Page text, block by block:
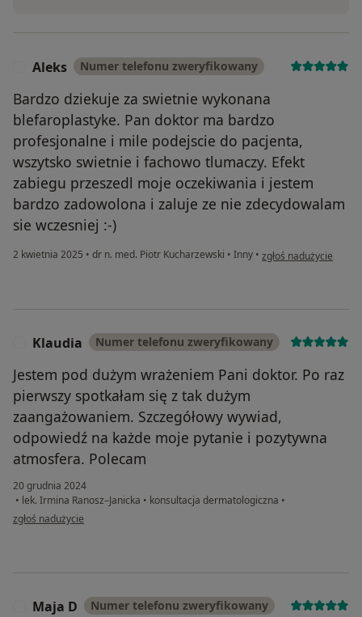
Aleks Numer telefonu zweryfikowany
Bardzo dziekuje za swietnie wykonana
blefaroplastyke. Pan doktor ma bardzo
profesjonalne i mile podejscie do pacjenta,
wszytsko swietnie i fachowo tlumaczy. Efekt
zabiegu przeszedl moje oczekiwania i jestem
bardzo zadowolona i zaluje ze nie zdecydowalam
sie wczesniej :-)
2 kwietnia 2025 • dr n. med. Piotr Kucharzewski • Inny • w opinii użytkownika
zgłoś nadużycie
Klaudia Numer telefonu zweryfikowany
Jestem pod dużym wrażeniem Pani doktor. Po raz
pierwszy spotkałam się z tak dużym
zaangażowaniem. Szczegółowy wywiad,
odpowiedź na każde moje pytanie i pozytywna
atmosfera. Polecam
20 grudnia 2024
• lek. Irmina Ranosz–Janicka • konsultacja dermatologiczna •
w opinii użytkownika Klaudia
zgłoś nadużycie
Maja D Numer telefonu zweryfikowany